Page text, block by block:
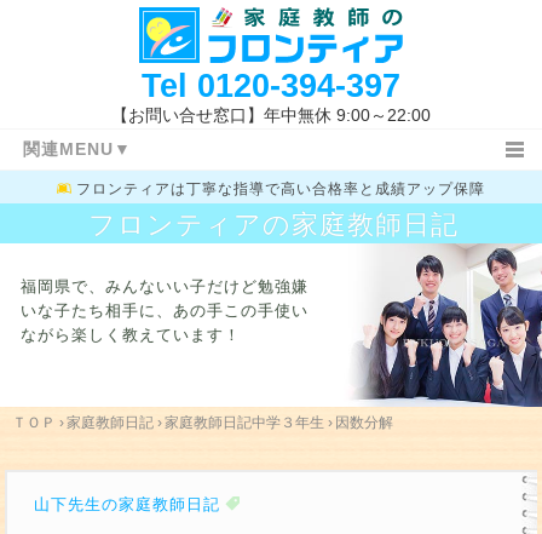
Tel 0120-394-397
【お問い合せ窓口】年中無休 9:00～22:00
関連MENU▼
ＴＯＰ 日記ＴＯＰ 小学生
中学１・２年生 高校生 教務室
指導報告書
家庭教師体験記 指導地域 キャンペーン情報
料金システム 授業開始の流れ
指導体制
指導内容 入試新着情報 福岡県の高校入試
フロンティアは丁寧な指導で高い合格率と成績アップ保障
フロンティアの家庭教師日記
福岡県で、みんないい子だけど勉強嫌
いな子たち相手に、 あの手この手使い
ながら楽しく教えています！
ＴＯＰ ›家庭教師日記›家庭教師日記中学３年生 › 因数分解
山下先生の家庭教師日記